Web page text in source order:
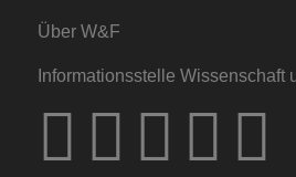
Über W&F
Informationsstelle Wissenschaft